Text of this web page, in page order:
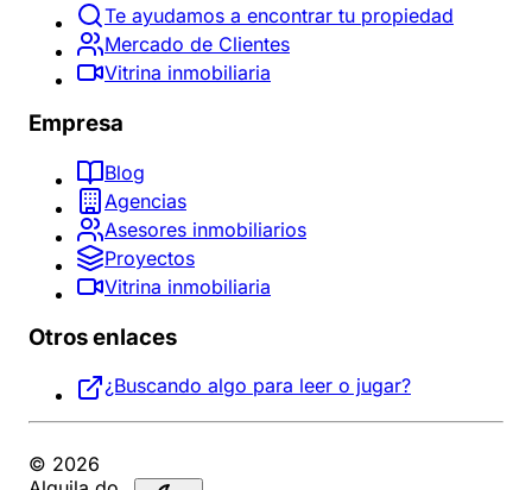
Te ayudamos a encontrar tu propiedad
Mercado de Clientes
Vitrina inmobiliaria
Empresa
Blog
Agencias
Asesores inmobiliarios
Proyectos
Vitrina inmobiliaria
Otros enlaces
¿Buscando algo para leer o jugar?
© 2026